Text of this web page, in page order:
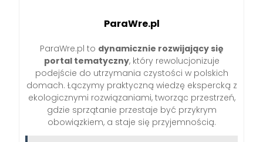
ParaWre.pl
ParaWre.pl to dynamicznie rozwijający się
portal tematyczny, który rewolucjonizuje
podejście do utrzymania czystości w polskich
domach. Łączymy praktyczną wiedzę ekspercką z
ekologicznymi rozwiązaniami, tworząc przestrzeń,
gdzie sprzątanie przestaje być przykrym
obowiązkiem, a staje się przyjemnością.